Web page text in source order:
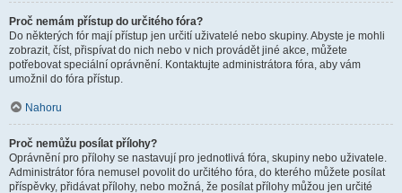
Proč nemám přístup do určitého fóra?
Do některých fór mají přístup jen určití uživatelé nebo skupiny. Abyste je mohli
zobrazit, číst, přispívat do nich nebo v nich provádět jiné akce, můžete
potřebovat speciální oprávnění. Kontaktujte administrátora fóra, aby vám
umožnil do fóra přístup.
Nahoru
Proč nemůžu posílat přílohy?
Oprávnění pro přílohy se nastavují pro jednotlivá fóra, skupiny nebo uživatele.
Administrátor fóra nemusel povolit do určitého fóra, do kterého můžete posílat
příspěvky, přidávat přílohy, nebo možná, že posílat přílohy můžou jen určité